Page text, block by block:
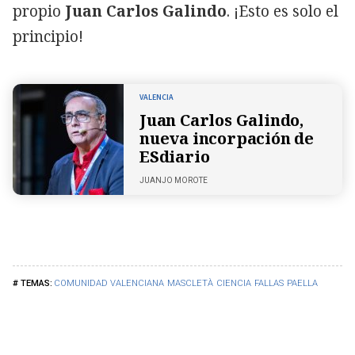
COMUNIDAD VALENCIANA MASCLETÀ CIENCIA FALLAS PAELLA
propio Juan Carlos Galindo. ¡Esto es solo el
principio!
VALENCIA
Juan Carlos Galindo,
nueva incorpación de
ESdiario
JUANJO MOROTE